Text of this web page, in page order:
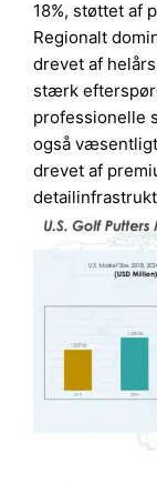
18%, støttet af
Regionalt
drevet af
stærk
professionelle
også
drevet af